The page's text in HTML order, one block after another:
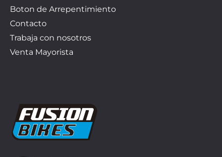
Boton de Arrepentimiento
Contacto
Trabaja con nosotros
Venta Mayorista